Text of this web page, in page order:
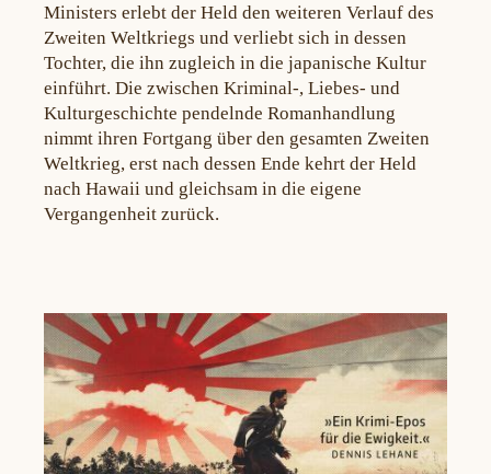
Ministers erlebt der Held den weiteren Verlauf des
Zweiten Weltkriegs und verliebt sich in dessen
Tochter, die ihn zugleich in die japanische Kultur
einführt. Die zwischen Kriminal-, Liebes- und
Kulturgeschichte pendelnde Romanhandlung
nimmt ihren Fortgang über den gesamten Zweiten
Weltkrieg, erst nach dessen Ende kehrt der Held
nach Hawaii und gleichsam in die eigene
Vergangenheit zurück.